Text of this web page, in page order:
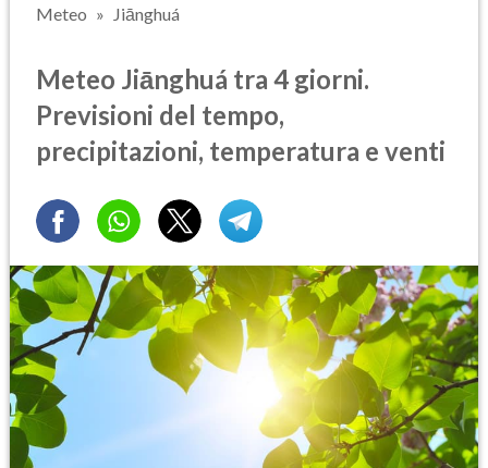
Meteo Jiānghuá
Meteo Jiānghuá tra 4 giorni.
Previsioni del tempo,
precipitazioni, temperatura e venti